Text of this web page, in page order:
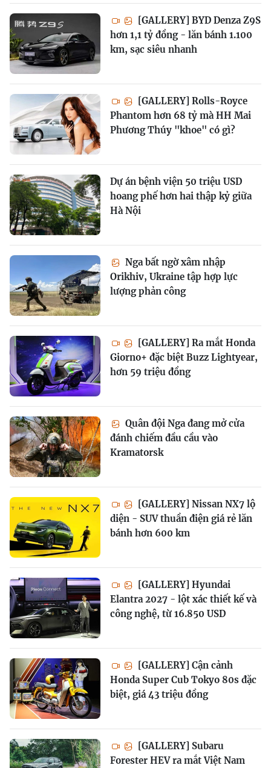
[GALLERY] BYD Denza Z9S
hơn 1,1 tỷ đồng - lăn bánh 1.100
km, sạc siêu nhanh
[GALLERY] Rolls-Royce
Phantom hơn 68 tỷ mà HH Mai
Phương Thúy "khoe" có gì?
Dự án bệnh viện 50 triệu USD
hoang phế hơn hai thập kỷ giữa
Hà Nội
Nga bất ngờ xâm nhập
Orikhiv, Ukraine tập hợp lực
lượng phản công
[GALLERY] Ra mắt Honda
Giorno+ đặc biệt Buzz Lightyear,
hơn 59 triệu đồng
Quân đội Nga đang mở cửa
đánh chiếm đầu cầu vào
Kramatorsk
[GALLERY] Nissan NX7 lộ
diện - SUV thuần điện giá rẻ lăn
bánh hơn 600 km
[GALLERY] Hyundai
Elantra 2027 - lột xác thiết kế và
công nghệ, từ 16.850 USD
[GALLERY] Cận cảnh
Honda Super Cub Tokyo 80s đặc
biệt, giá 43 triệu đồng
[GALLERY] Subaru
Forester HEV ra mắt Việt Nam